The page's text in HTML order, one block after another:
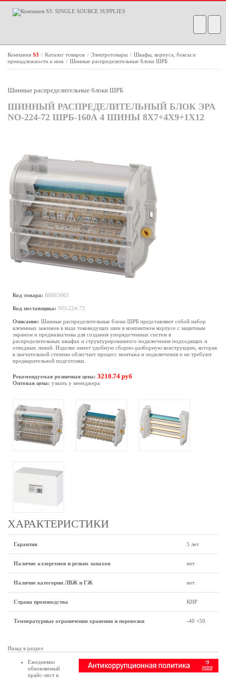
Компания S3 / Каталог товаров / Электротовары / Шкафы, корпуса, боксы и
принадлежности к ним / Шинные распределительные блоки ШРБ
Шинные распределительные блоки ШРБ
ШИННЫЙ РАСПРЕДЕЛИТЕЛЬНЫЙ БЛОК ЭРА
NO-224-72 ШРБ-160А 4 ШИНЫ 8Х7+4Х9+1Х12
Код товара: Б0063065
Код поставщика: NO-224-72
Описание: Шинные распределительные блоки ШРБ представляют собой набор
клеммных зажимов в виде токоведущих шин в компактном корпусе с защитным
экраном и предназначены для создания упорядоченных систем в
распределительных шкафах и структурированного подключения подходящих и
отводных линий. Изделие имеет удобную сборно-разборную конструкцию, которая
в значительной степени облегчает процесс монтажа и подключения и не требуют
предварительной подготовки.
Рекомендуемая розничная цена: 3210.74 руб
Оптовая цена: узнать у менеджера
ХАРАКТЕРИСТИКИ
Гарантия 5 лет
Наличие аллергенов и резких запахов нет
Наличие категории ЛВЖ и ГЖ нет
Страна производства КНР
Температурные ограничения хранения и перевозки -40 +50
Назад в раздел
Ежедневно
обновляемый
прайс-лист в